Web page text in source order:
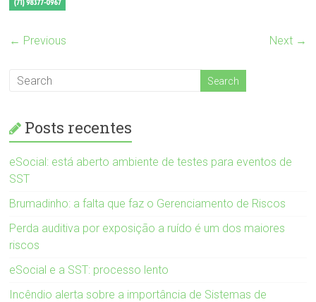
← Previous Next →
Posts recentes
eSocial: está aberto ambiente de testes para eventos de
SST
Brumadinho: a falta que faz o Gerenciamento de Riscos
Perda auditiva por exposição a ruído é um dos maiores
riscos
eSocial e a SST: processo lento
Incêndio alerta sobre a importância de Sistemas de